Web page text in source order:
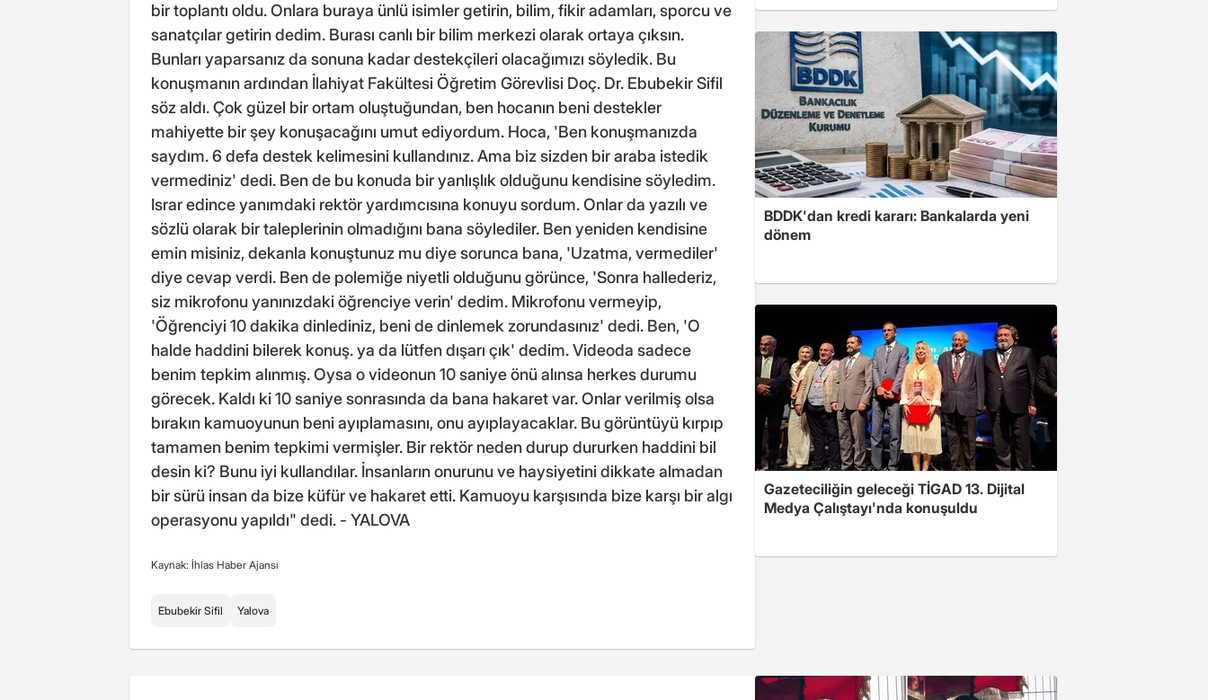
bir toplantı oldu. Onlara buraya ünlü isimler getirin, bilim, fikir adamları, sporcu ve
sanatçılar getirin dedim. Burası canlı bir bilim merkezi olarak ortaya çıksın.
Bunları yaparsanız da sonuna kadar destekçileri olacağımızı söyledik. Bu
konuşmanın ardından İlahiyat Fakültesi Öğretim Görevlisi Doç. Dr. Ebubekir Sifil
söz aldı. Çok güzel bir ortam oluştuğundan, ben hocanın beni destekler
mahiyette bir şey konuşacağını umut ediyordum. Hoca, 'Ben konuşmanızda
saydım. 6 defa destek kelimesini kullandınız. Ama biz sizden bir araba istedik
vermediniz' dedi. Ben de bu konuda bir yanlışlık olduğunu kendisine söyledim.
Israr edince yanımdaki rektör yardımcısına konuyu sordum. Onlar da yazılı ve
sözlü olarak bir taleplerinin olmadığını bana söylediler. Ben yeniden kendisine
emin misiniz, dekanla konuştunuz mu diye sorunca bana, 'Uzatma, vermediler'
diye cevap verdi. Ben de polemiğe niyetli olduğunu görünce, 'Sonra hallederiz,
siz mikrofonu yanınızdaki öğrenciye verin' dedim. Mikrofonu vermeyip,
'Öğrenciyi 10 dakika dinlediniz, beni de dinlemek zorundasınız' dedi. Ben, 'O
halde haddini bilerek konuş. ya da lütfen dışarı çık' dedim. Videoda sadece
benim tepkim alınmış. Oysa o videonun 10 saniye önü alınsa herkes durumu
görecek. Kaldı ki 10 saniye sonrasında da bana hakaret var. Onlar verilmiş olsa
bırakın kamuoyunun beni ayıplamasını, onu ayıplayacaklar. Bu görüntüyü kırpıp
tamamen benim tepkimi vermişler. Bir rektör neden durup dururken haddini bil
desin ki? Bunu iyi kullandılar. İnsanların onurunu ve haysiyetini dikkate almadan
bir sürü insan da bize küfür ve hakaret etti. Kamuoyu karşısında bize karşı bir algı
operasyonu yapıldı" dedi. - YALOVA
Kaynak: İhlas Haber Ajansı
Ebubekir Sifil Yalova
BDDK'dan kredi kararı: Bankalarda yeni
dönem
Gazeteciliğin geleceği TİGAD 13. Dijital
Medya Çalıştayı'nda konuşuldu